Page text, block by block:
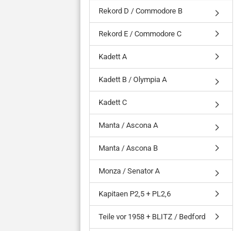
Rekord D / Commodore B
Rekord E / Commodore C
Kadett A
Kadett B / Olympia A
Kadett C
Manta / Ascona A
Manta / Ascona B
Monza / Senator A
Kapitaen P2,5 + PL2,6
Teile vor 1958 + BLITZ / Bedford